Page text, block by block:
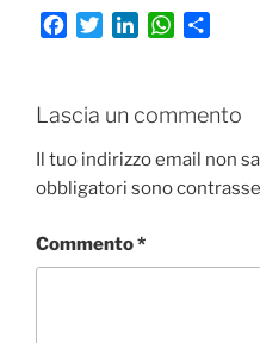
b
o
o
t
e
r
e
d
I
W
s
A
p
i
v
i
Lascia un commento
Il tuo indirizzo email non
obbligatori sono
Commento*